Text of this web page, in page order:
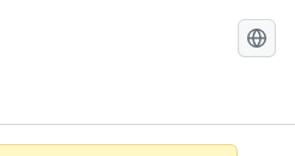
Pesquisar